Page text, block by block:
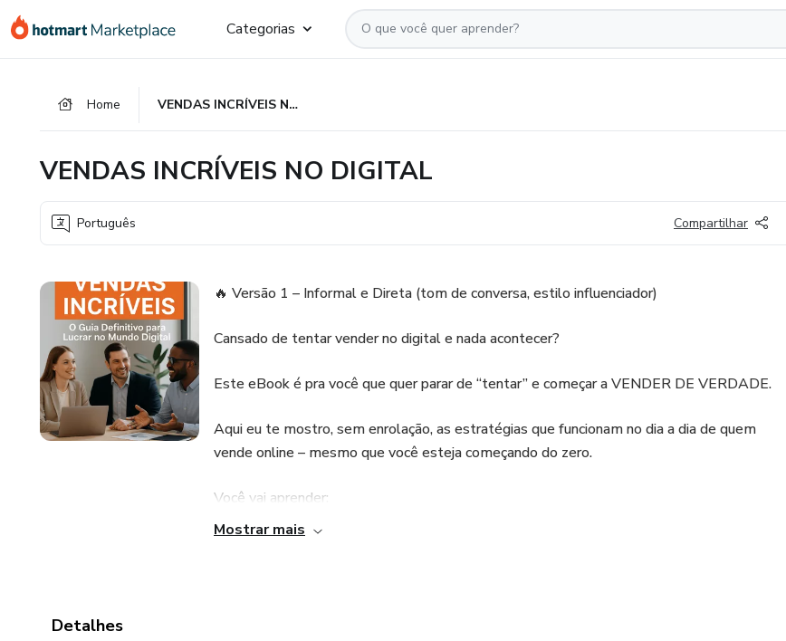
para
para
para
Categorias
Home VENDAS INCRÍVEIS NO DIGITAL
VENDAS INCRÍVEIS NO DIGITAL
Português Compartilhar
🔥 Versão 1 – Informal e Direta (tom de conversa, estilo influenciador)
Cansado de tentar vender no digital e nada acontecer?
Este eBook é pra você que quer parar de “tentar” e começar a VENDER DE VERDADE.
Aqui eu te mostro, sem enrolação, as estratégias que funcionam no dia a dia de quem
vende online – mesmo que você esteja começando do zero.
Você vai aprender:
Mostrar mais
Detalhes